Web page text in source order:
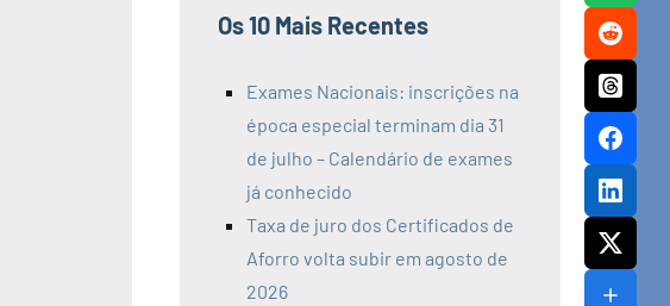
Os 10 Mais Recentes
Exames Nacionais: inscrições na
época especial terminam dia 31
de julho – Calendário de exames
já conhecido
Taxa de juro dos Certificados de
Aforro volta subir em agosto de
2026